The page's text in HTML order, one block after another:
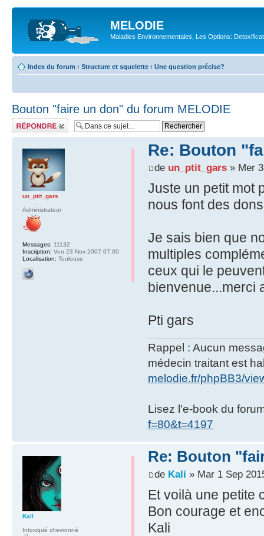
MELODIE
Maladies Environnementales, Les Options:
Index du forum ‹ Structure et squelette ‹ Une question précise?
Bouton "faire un don" du forum MELODIE
Répondre
Re: Bouton
de un_ptit_gars» Mer 3
Juste un petit mot
nous font des
Je sais bien que
multiples
ceux qui le
bienvenue...merci
Pti gars
Rappel : Aucun
médecin traitant est
melodie.fr/phpBB3/
Lisez l'e-book du
f=80&t=4197
un_ptit_gars
Administrateur
Messages: 11132
Inscription: Ven 23 Nov 2007 07:00
Localisation: Toulouse
Re: Bouton
de Kali » Mar 1 Sep
Et voilà une petite
Bon courage et
Kali
Kali
Intoxiqué chevronné